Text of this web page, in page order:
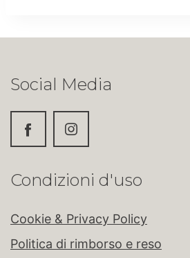
Social Media
Condizioni d'uso
Cookie & Privacy Policy
Politica di rimborso e reso